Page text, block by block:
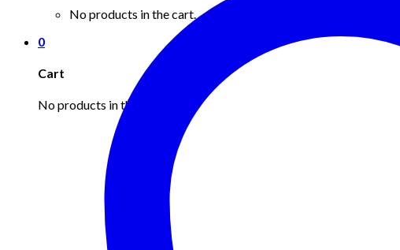
No products in the cart.
0
Cart
No products in the cart.